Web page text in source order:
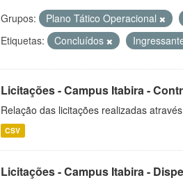
Grupos: Plano Tático Operacional
Etiquetas:
Concluídos
Licitações - Campus Itabira -
Relação das licitações realizadas
CSV
Licitações - Campus Itabira -